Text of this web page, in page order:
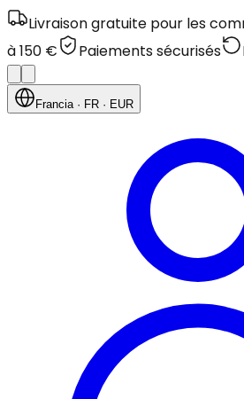
Livraison gratuite pour les
à 150 €
Paiements sécurisés
Francia· FR · EUR